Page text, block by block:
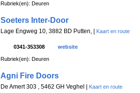
Rubriek(en): Deuren
Soeters Inter-Door
Lage Engweg 10, 3882 BD Putten, | Kaart en route
0341-353308 website
Rubriek(en): Deuren
Agni Fire Doors
De Amert 303 , 5462 GH Veghel | Kaart en route